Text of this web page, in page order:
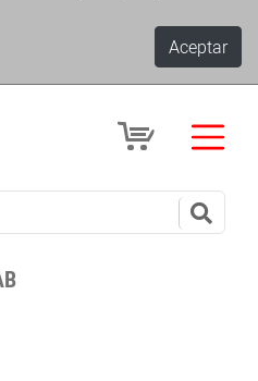
Aceptar